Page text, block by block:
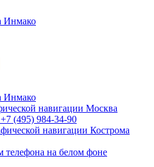
Москва
+7 (495) 984-34-90
Кострома